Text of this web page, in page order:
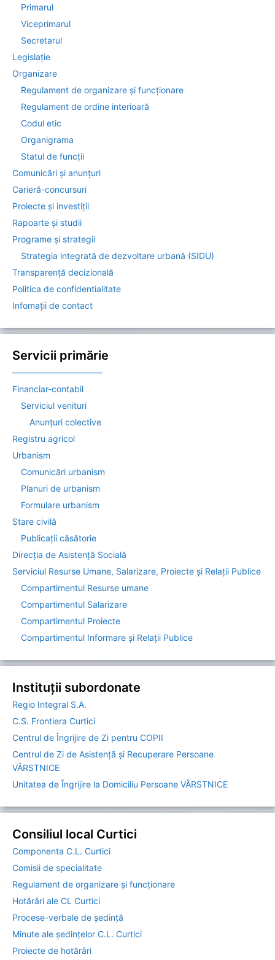
Primarul
Viceprimarul
Secretarul
Legislație
Organizare
Regulament de organizare și funcționare
Regulament de ordine interioară
Codul etic
Organigrama
Statul de funcții
Comunicări și anunțuri
Carieră-concursuri
Proiecte și investiții
Rapoarte și studii
Programe și strategii
Strategia integrată de dezvoltare urbană (SIDU)
Transparență decizională
Politica de confidentialitate
Infomații de contact
Servicii primărie
——————————–
Financiar-contabil
Serviciul venituri
Anunțuri colective
Registru agricol
Urbanism
Comunicări urbanism
Planuri de urbanism
Formulare urbanism
Stare civilă
Publicații căsătorie
Direcția de Asistenţă Socială
Serviciul Resurse Umane, Salarizare, Proiecte și Relații Publice
Compartimentul Resurse umane
Compartimentul Salarizare
Compartimentul Proiecte
Compartimentul Informare şi Relaţii Publice
Instituții subordonate
Regio Integral S.A.
C.S. Frontiera Curtici
Centrul de Îngrijire de Zi pentru COPII
Centrul de Zi de Asistență și Recuperare Persoane
VÂRSTNICE
Unitatea de Îngrijire la Domiciliu Persoane VÂRSTNICE
Consiliul local Curtici
Componenta C.L. Curtici
Comisii de specialitate
Regulament de organizare și funcționare
Hotărâri ale CL Curtici
Procese-verbale de ședință
Minute ale ședințelor C.L. Curtici
Proiecte de hotărâri